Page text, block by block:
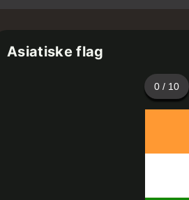
Asiatiske flag
0 / 10